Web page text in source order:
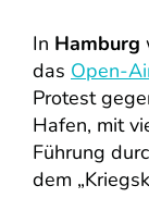
In Hamburg
das Open-
Protest
Hafen, mit
Führung
dem